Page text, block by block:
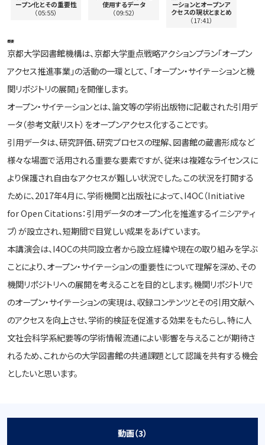
ープン化とその重要性
（05:55）
使用するデータ
（09:52）
ーションとオープンア
クセスの現状とまとめ
（17:41）
概要
京都大学図書館機構は、京都大学重点戦略アクションプラン「オープン
アクセス推進事業」の活動の一環として、 「オープン・サイテーションと機
関リポジトリの展開」を開催します。
オープン・サイテーションとは、論文等の学術出版物に記載された引用デ
ータ（参考文献リスト）をオープンアクセス化することです。
引用データは、研究評価、研究プロセスの理解、図書館の蔵書形成など
様々な場面で活用される重要な要素ですが、従来は複雑なライセンスに
より保護され自由なアクセスが難しい状況でした。この状況を打開する
ために、2017年4月に、学術機関と出版社によって、I4OC（Initiative
for Open Citations：引用データのオープン化を推進するイニシアティ
ブ）が設立され、短期間で目覚しい成果をあげています。
本講演会は、I4OCの共同設立者から設立経緯や現在の取り組みを学ぶ
ことにより、オープン・サイテーションの重要性について理解を深め、その
機関リポジトリへの展開を考えることを目的とします。機関リポジトリで
のオープン・サイテーションの実現は、収録コンテンツとその引用文献へ
のアクセスを向上させ、学術的検証を促進する効果をもたらし、特に人
文社会科学系紀要等の学術情報流通によい影響を与えることが期待さ
れるため、これからの大学図書館の共通課題として認識を共有する機会
としたいと思います。
動画（3）